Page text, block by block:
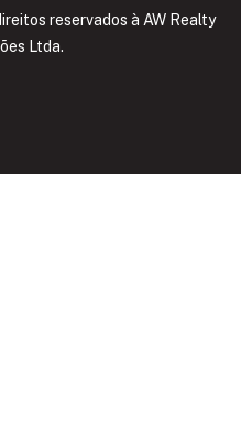
reservados à AW Realty
Ltda.​